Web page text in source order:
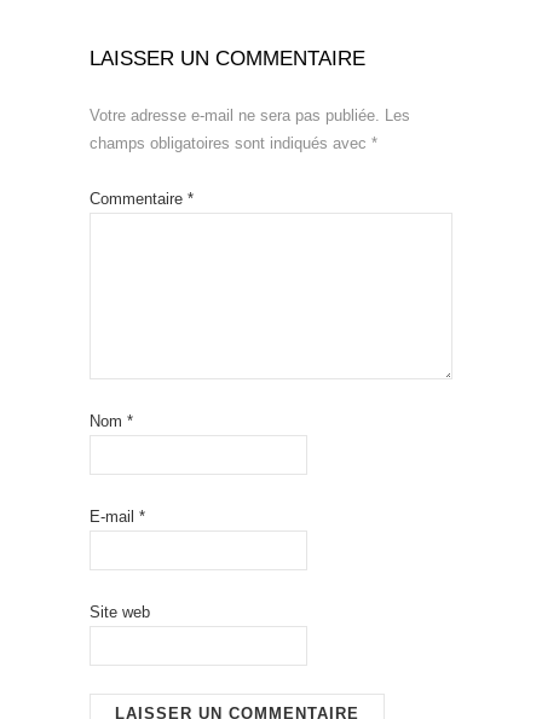
LAISSER UN COMMENTAIRE
Votre adresse e-mail ne sera pas publiée. Les
champs obligatoires sont indiqués avec *
Commentaire *
Nom *
E-mail *
Site web